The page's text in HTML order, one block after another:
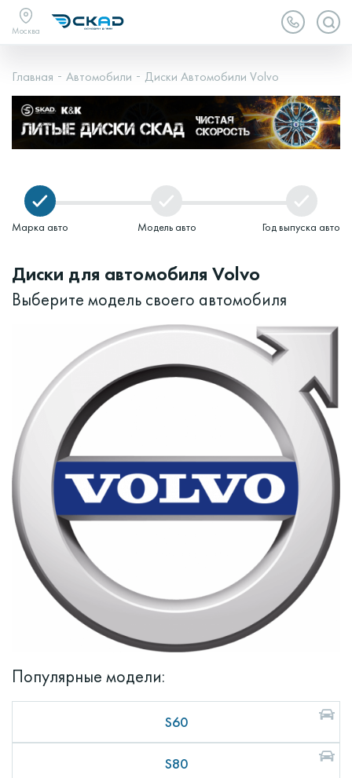
Москва
Главная Автомобили Диски Автомобили Volvo
Марка авто Модель авто Год выпуска авто
Диски для автомобиля Volvo
Выберите модель своего автомобиля
Популярные модели:
S60
S80